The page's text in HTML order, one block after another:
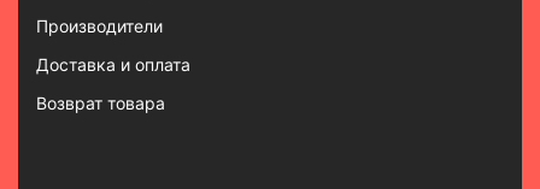
Производители
Доставка и оплата
Возврат товара